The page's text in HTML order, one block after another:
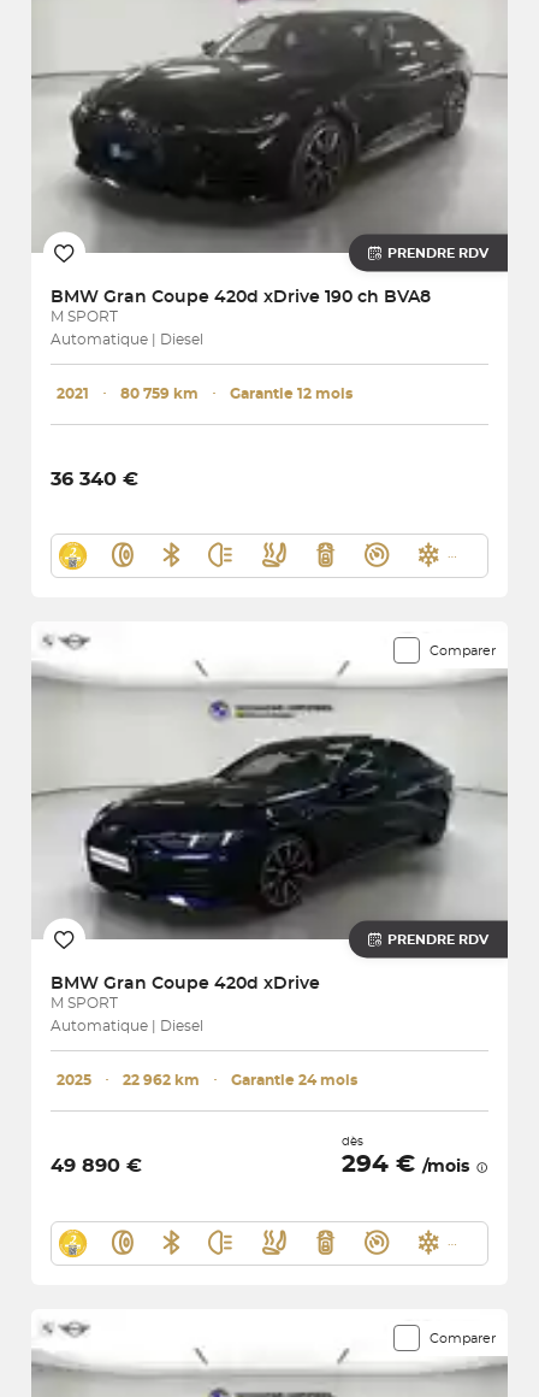
PRENDRE RDV
BMW Gran Coupe 420d xDrive 190 ch BVA8
M SPORT
Automatique | Diesel
2021 ･ 80 759 km ･ Garantie 12 mois
36 340 €
Comparer
PRENDRE RDV
BMW Gran Coupe 420d xDrive
M SPORT
Automatique | Diesel
2025 ･ 22 962 km ･ Garantie 24 mois
49 890 €
dès
294 € /mois
Comparer